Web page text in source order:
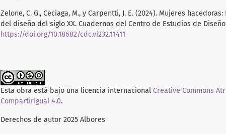
Zelone, C. G., Ceciaga, M., y Carpentti, J. E. (2024). Mujeres
del diseño del siglo XX. Cuadernos del Centro de Estudios de
https://doi.org/10.18682/cdc.vi232.11411
Esta obra está bajo una licencia internacional Creative Commons
CompartirIgual 4.0.
Derechos de autor 2025 Albores